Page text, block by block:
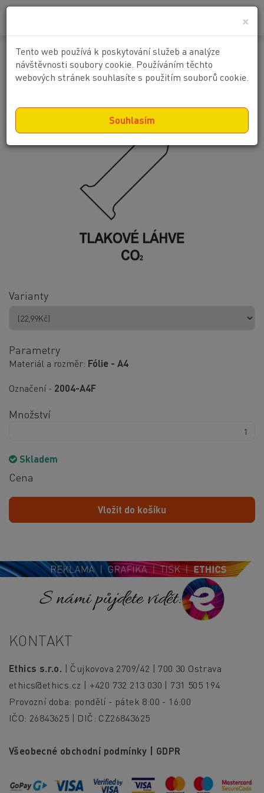
×
Tento web používá k poskytování služeb a analýze
návštěvnosti soubory cookie. Používáním těchto
webových stránek souhlasíte s použitím souborů cookie.
Souhlasím
Symbol + text : Tlakové láhve CO2
Varianty
Parametry
Materiál a rozměr Fólie - A4
Označení - 2004-A4F
Množství
Skladem
Cena
Vložit do košíku
S námi půjdete vidět!
KONTAKT
Ethics s.r.o. | Čujkovova 2709/42 | 700 30 Ostrava
ethics@ethics.cz | +420 732 213 030 | 731 505 194
Provozní doba: pondělí - pátek 8:00 - 16:00
IČO: 26843625 | DIČ: CZ26843625
Všeobecné obchodní podmínky GDPR